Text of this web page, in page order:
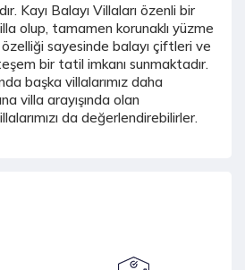
Kayı Balayı Villaları özenli bir
olup, tamamen korunaklı yüzme
sayesinde balayı çiftleri ve
bir tatil imkanı sunmaktadır.
başka villalarımız daha
villa arayışında olan
da değerlendirebilirler.